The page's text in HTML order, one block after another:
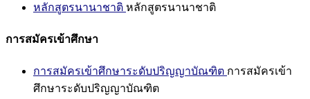
หลักสูตรนานาชาติ หลักสูตรนานาชาติ
การสมัครเข้าศึกษา
การสมัครเข้าศึกษาระดับปริญญาบัณฑิต การสมัครเข้า
ศึกษาระดับปริญญาบัณฑิต